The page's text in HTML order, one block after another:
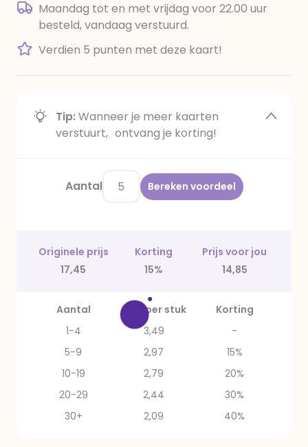
Maandag tot en met vrijdag voor 22.00 uur
besteld, vandaag verstuurd.
Verdien 5 punten met deze kaart!
Tip:Wanneer je meer kaarten
verstuurt, ontvang je korting!
Aantal Bereken voordeel
Originele prijs Korting
Prijs voor jou
17,45
15% 14,85
Aantal Prijs per stuk
Korting
1-4
3,49
-
5-9
2,97
15%
10-19
2,79
20%
20-29
2,44
30%
30+
2,09 40%